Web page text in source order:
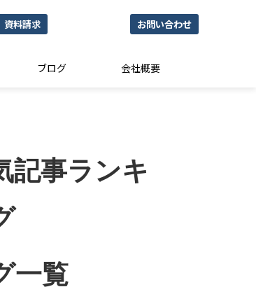
資料請求 お問い合わせ
ブログ 会社概要
記事ランキ
一覧